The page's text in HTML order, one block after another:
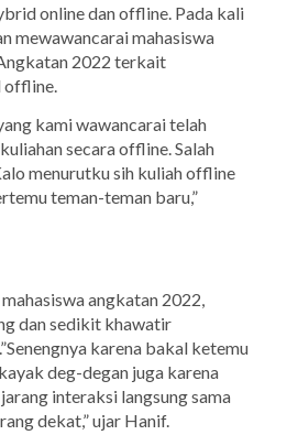
online dan offline. Pada kali
mewawancarai mahasiswa
2022 terkait
offline.
kami wawancarai telah
secara offline. Salah
menurutku sih kuliah offline
teman-teman baru,”
angkatan 2022,
dan sedikit khawatir
karena bakal ketemu
deg-degan juga karena
interaksi langsung sama
dekat,” ujar Hanif.